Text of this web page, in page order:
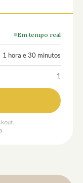
Em tempo real
1 hora e 30 minutos
1